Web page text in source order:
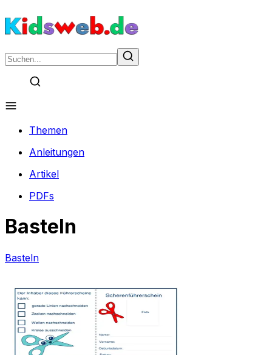
Themen
Anleitungen
Artikel
PDFs
Basteln
Basteln